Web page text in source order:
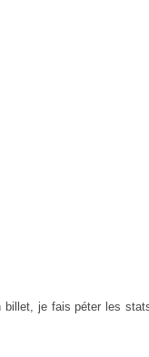
billet, je fais péter les